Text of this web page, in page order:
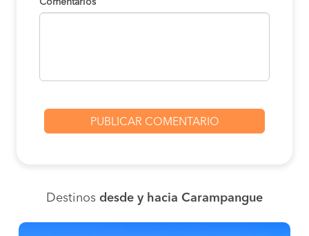
Destinos desde y hacia Carampangue